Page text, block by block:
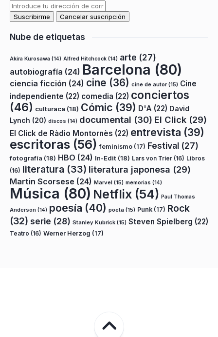
Nube de etiquetas
Akira Kurosawa (14) Alfred Hitchcock (14) arte (27)
autobiografía (24) Barcelona (80)
ciencia ficción (24) cine (36) cine de autor(15) Cine
independiente (22) comedia (22) conciertos
(46) culturaca (18) Cómic (39) D'A (22) David
Lynch (20) discos (14) documental (30) El Click (29)
El Click de Ràdio Montornès (22) entrevista (39)
escritoras (56) feminismo (17) Festival (27)
fotografía (18) HBO (24) In-Edit (18) Lars von Trier (16) Libros
(16) literatura (33) literatura japonesa (29)
Martin Scorsese (24) Marvel (15) memorias (14)
Música (80) Netflix (54) Paul Thomas
Anderson (14) poesía (40) poeta (15) Punk (17) Rock
(32) serie (28) Stanley Kubrick (15) Steven Spielberg (22)
Teatro (16) Werner Herzog (17)